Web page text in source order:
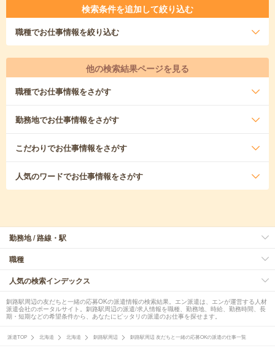
検索条件を追加して絞り込む
職種でお仕事情報を絞り込む
他の検索結果ページを見る
職種でお仕事情報をさがす
勤務地でお仕事情報をさがす
こだわりでお仕事情報をさがす
人気のワードでお仕事情報をさがす
勤務地 / 路線・駅
職種
人気の検索インデックス
釧路駅周辺の友だちと一緒の応募OKの派遣情報の検索結果。エン派遣は、エンが運営する人材
派遣会社のポータルサイト。釧路駅周辺の派遣/求人情報を職種、勤務地、時給、勤務時間、長
期・短期などの希望条件から、あなたにピッタリの派遣のお仕事を探せます。
派遣TOP 北海道 北海道 釧路駅周辺 釧路駅周辺 友だちと一緒の応募OKの派遣の仕事一覧